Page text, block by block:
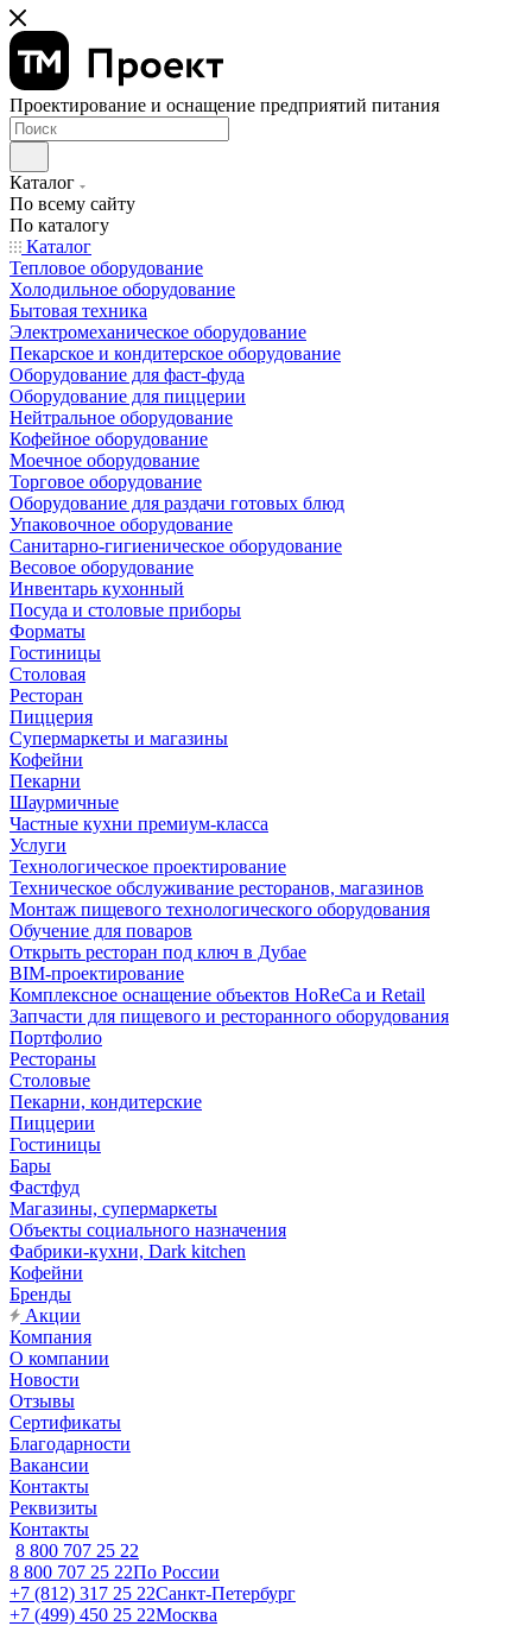
Проектирование и оснащение предприятий питания
Каталог
По всему сайту
По каталогу
Каталог
Тепловое оборудование
Холодильное оборудование
Бытовая техника
Электромеханическое оборудование
Пекарское и кондитерское оборудование
Оборудование для фаст-фуда
Оборудование для пиццерии
Нейтральное оборудование
Кофейное оборудование
Моечное оборудование
Торговое оборудование
Оборудование для раздачи готовых блюд
Упаковочное оборудование
Санитарно-гигиеническое оборудование
Весовое оборудование
Инвентарь кухонный
Посуда и столовые приборы
Форматы
Гостиницы
Столовая
Ресторан
Пиццерия
Супермаркеты и магазины
Кофейни
Пекарни
Шаурмичные
Частные кухни премиум-класса
Услуги
Технологическое проектирование
Техническое обслуживание ресторанов, магазинов
Монтаж пищевого технологического оборудования
Обучение для поваров
Открыть ресторан под ключ в Дубае
BIM-проектирование
Комплексное оснащение объектов HoReCa и Retail
Запчасти для пищевого и ресторанного оборудования
Портфолио
Рестораны
Столовые
Пекарни, кондитерские
Пиццерии
Гостиницы
Бары
Фастфуд
Магазины, супермаркеты
Объекты социального назначения
Фабрики-кухни, Dark kitchen
Кофейни
Бренды
Акции
Компания
О компании
Новости
Отзывы
Сертификаты
Благодарности
Вакансии
Контакты
Реквизиты
Контакты
8 800 707 25 22
8 800 707 25 22По России
+7 (812) 317 25 22Санкт-Петербург
+7 (499) 450 25 22Москва